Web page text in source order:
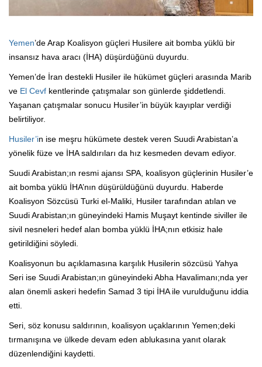
Yemen’de Arap Koalisyon güçleri Husilere ait bomba yüklü bir
insansız hava aracı (İHA) düşürdüğünü duyurdu.
Yemen’de İran destekli Husiler ile hükümet güçleri arasında Marib
ve El Cevf kentlerinde çatışmalar son günlerde şiddetlendi.
Yaşanan çatışmalar sonucu Husiler’in büyük kayıplar verdiği
belirtiliyor.
Husiler’in ise meşru hükümete destek veren Suudi Arabistan’a
yönelik füze ve İHA saldırıları da hız kesmeden devam ediyor.
Suudi Arabistan;ın resmi ajansı SPA, koalisyon güçlerinin Husiler’e
ait bomba yüklü İHA’nın düşürüldüğünü duyurdu. Haberde
Koalisyon Sözcüsü Turki el-Maliki, Husiler tarafından atılan ve
Suudi Arabistan;ın güneyindeki Hamis Muşayt kentinde siviller ile
sivil nesneleri hedef alan bomba yüklü İHA;nın etkisiz hale
getirildiğini söyledi.
Koalisyonun bu açıklamasına karşılık Husilerin sözcüsü Yahya
Seri ise Suudi Arabistan;ın güneyindeki Abha Havalimanı;nda yer
alan önemli askeri hedefin Samad 3 tipi İHA ile vurulduğunu iddia
etti.
Seri, söz konusu saldırının, koalisyon uçaklarının Yemen;deki
tırmanışına ve ülkede devam eden ablukasına yanıt olarak
düzenlendiğini kaydetti.